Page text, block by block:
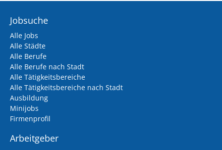
Jobsuche
Alle Jobs
Alle Städte
Alle Berufe
Alle Berufe nach Stadt
Alle Tätigkeitsbereiche
Alle Tätigkeitsbereiche nach Stadt
Ausbildung
Minijobs
Firmenprofil
Arbeitgeber